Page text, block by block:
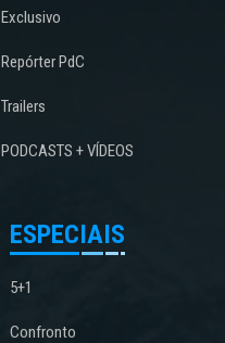
Exclusivo
Repórter PdC
Trailers
PODCASTS + VÍDEOS
ESPECIAIS
5+1
Confronto